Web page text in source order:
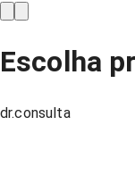
Escolha
dr.consulta